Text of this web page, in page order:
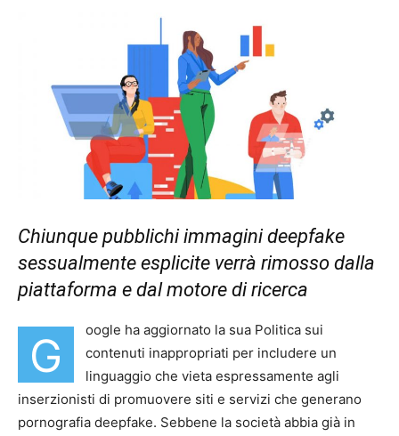
Chiunque pubblichi immagini deepfake
sessualmente esplicite verrà rimosso dalla
piattaforma e dal motore di ricerca
G
oogle ha aggiornato la sua Politica sui
contenuti inappropriati per includere un
linguaggio che vieta espressamente agli
inserzionisti di promuovere siti e servizi che generano
pornografia deepfake. Sebbene la società abbia già in